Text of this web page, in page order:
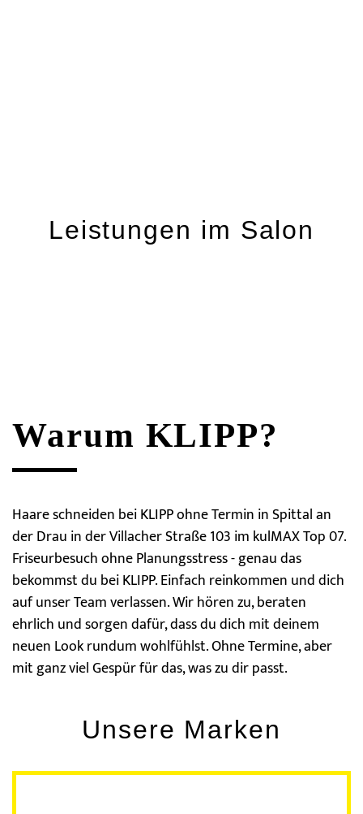
Leistungen im Salon
Warum KLIPP?
Haare schneiden bei KLIPP ohne Termin in Spittal an
der Drau in der Villacher Straße 103 im kulMAX Top 07.
Friseurbesuch ohne Planungsstress - genau das
bekommst du bei KLIPP. Einfach reinkommen und dich
auf unser Team verlassen. Wir hören zu, beraten
ehrlich und sorgen dafür, dass du dich mit deinem
neuen Look rundum wohlfühlst. Ohne Termine, aber
mit ganz viel Gespür für das, was zu dir passt.
Unsere Marken